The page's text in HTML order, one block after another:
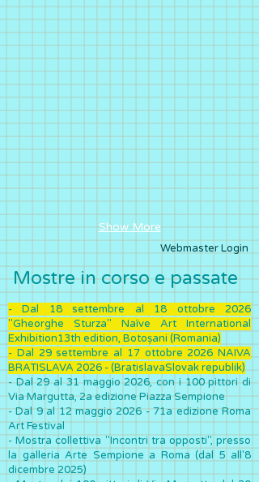
Show More
Webmaster Login
Mostre in corso e passate ​
- Dal 18 settembre al 18 ottobre 2026
"Gheorghe Sturza" Naïve Art International
Exhibition13th edition, Botoșani (Romania)
- Dal 29 settembre al 17 ottobre 2026 NAIVA
BRATISLAVA 2026 - (BratislavaSlovak republik)
- Dal 29 al 31 maggio 2026, con i 100 pittori di
Via Margutta, 2a edizione Piazza Sempione
- Dal 9 al 12 maggio 2026 - 71a edizione Roma
Art Festival
- Mostra collettiva "Incontri tra opposti", presso
la galleria Arte Sempione a Roma (dal 5 all'8
dicembre 2025)